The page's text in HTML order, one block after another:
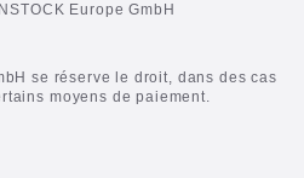
Europe GmbH
se réserve le droit, dans des cas
moyens de paiement.